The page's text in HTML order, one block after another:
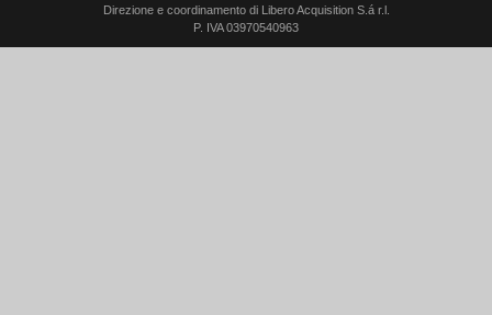
Direzione e coordinamento di Libero Acquisition S.á r.l.
P. IVA 03970540963